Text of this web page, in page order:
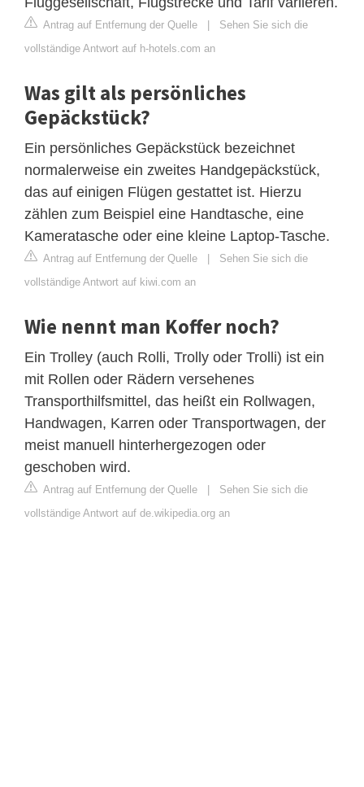
Antrag auf Entfernung der Quelle
Sehen Sie sich die
vollständige Antwort auf h-hotels.com an
Was gilt als persönliches
Gepäckstück?
Ein persönliches Gepäckstück bezeichnet
normalerweise ein zweites Handgepäckstück,
das auf einigen Flügen gestattet ist. Hierzu
zählen zum Beispiel eine Handtasche, eine
Kameratasche oder eine kleine Laptop-Tasche.
Antrag auf Entfernung der Quelle
Sehen Sie sich die
vollständige Antwort auf kiwi.com an
Wie nennt man Koffer noch?
Ein Trolley (auch Rolli, Trolly oder Trolli) ist ein
mit Rollen oder Rädern versehenes
Transporthilfsmittel, das heißt ein Rollwagen,
Handwagen, Karren oder Transportwagen, der
meist manuell hinterhergezogen oder
geschoben wird.
Antrag auf Entfernung der Quelle
Sehen Sie sich die
vollständige Antwort auf de.wikipedia.org an